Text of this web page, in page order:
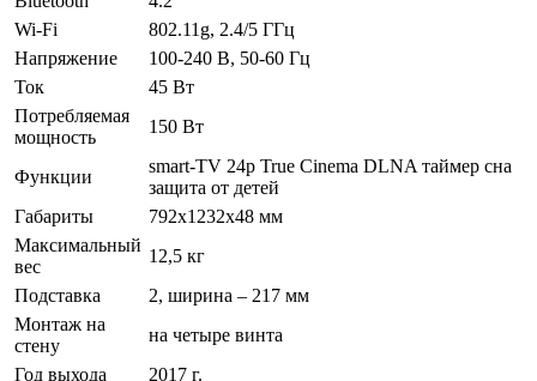
Wi-Fi
802.11g, 2.4/5 ГГц
Напряжение
100-240 В, 50-60 Гц
Ток
45 Вт
Потребляемая
мощность
150 Вт
Функции
smart-TV 24р True Cinema DLNA таймер сна
защита от детей
Габариты
792х1232х48 мм
Максимальный
вес
12,5 кг
Подставка
2, ширина – 217 мм
Монтаж на
стену
на четыре винта
Год выхода
2017 г.